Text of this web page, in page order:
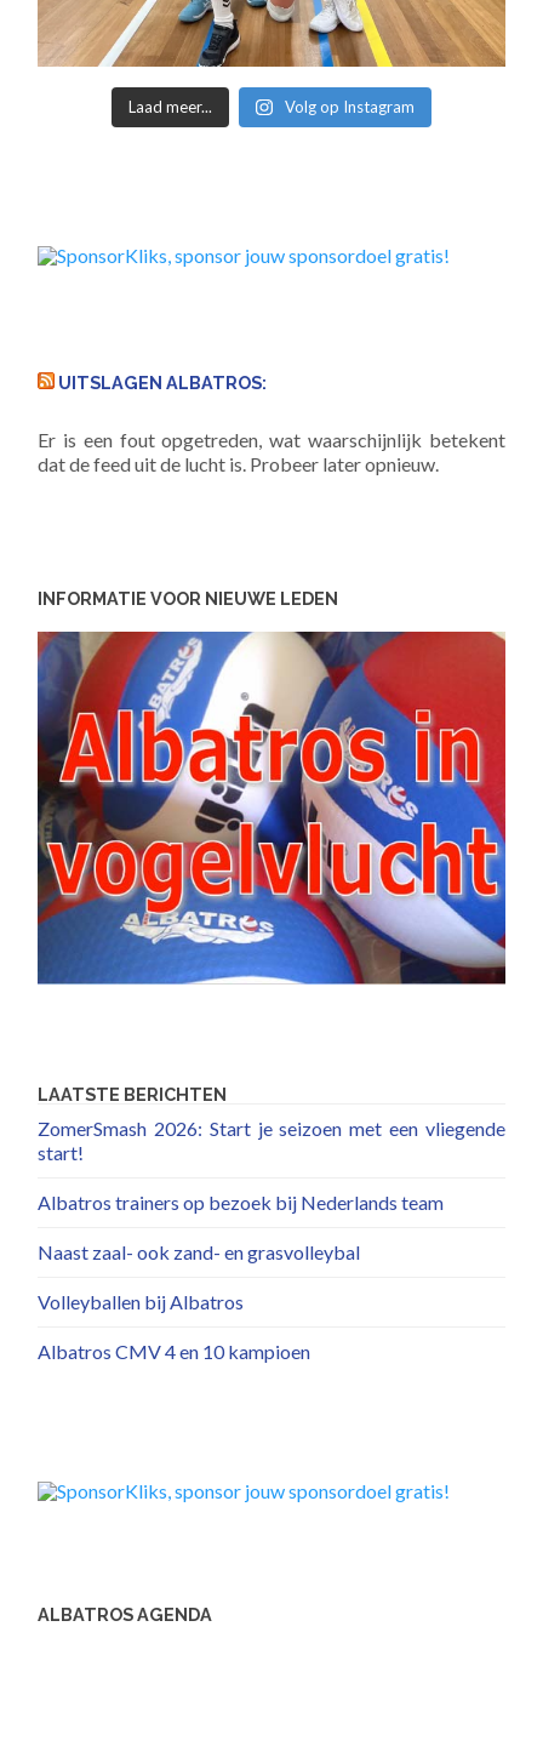
Laad meer... Volg op Instagram
UITSLAGEN ALBATROS:
Er is een fout opgetreden, wat waarschijnlijk betekent
dat de feed uit de lucht is. Probeer later opnieuw.
INFORMATIE VOOR NIEUWE LEDEN
LAATSTE BERICHTEN
ZomerSmash 2026: Start je seizoen met een vliegende
start!
Albatros trainers op bezoek bij Nederlands team
Naast zaal- ook zand- en grasvolleybal
Volleyballen bij Albatros
Albatros CMV 4 en 10 kampioen
ALBATROS AGENDA